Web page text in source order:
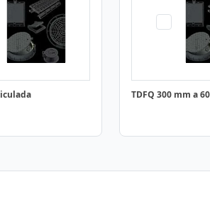
TDFQ 300 mm a